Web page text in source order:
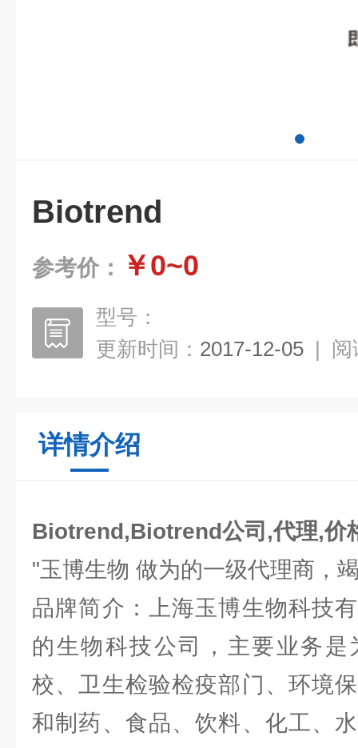
Biotrend
参考价： ￥0~0
型号：
更新时间： 2017-12-05 | 阅
详情介绍
Biotrend,Biotrend公司,代理,价
"玉博生物 做为的一级代理商，
品牌简介：上海玉博生物科技
的生物科技公司，主要业务
校、卫生检验检疫部门、环境
和制药、食品、饮料、化工、